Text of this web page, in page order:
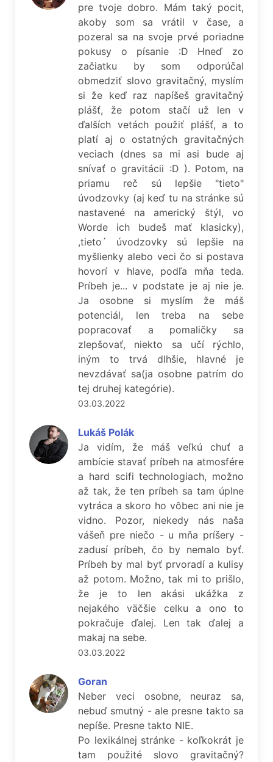
pre tvoje dobro. Mám taký pocit,
akoby som sa vrátil v čase, a
pozeral sa na svoje prvé poriadne
pokusy o písanie :D Hneď zo
začiatku by som odporúčal
obmedziť slovo gravitačný, myslím
si že keď raz napíšeš gravitačný
plášť, že potom stačí už len v
ďalších vetách použiť plášť, a to
platí aj o ostatných gravitačných
veciach (dnes sa mi asi bude aj
snívať o gravitácii :D ). Potom, na
priamu reč sú lepšie "tieto"
úvodzovky (aj keď tu na stránke sú
nastavené na americký štýl, vo
Worde ich budeš mať klasicky),
,tieto´ úvodzovky sú lepšie na
myšlienky alebo veci čo si postava
hovorí v hlave, podľa mňa teda.
Príbeh je... v podstate je aj nie je.
Ja osobne si myslím že máš
potenciál, len treba na sebe
popracovať a pomaličky sa
zlepšovať, niekto sa učí rýchlo,
iným to trvá dlhšie, hlavné je
nevzdávať sa(ja osobne patrím do
tej druhej kategórie).
03.03.2022
Lukáš Polák
Ja vidím, že máš veľkú chuť a
ambície stavať príbeh na atmosfére
a hard scifi technologiach, možno
až tak, že ten príbeh sa tam úplne
vytráca a skoro ho vôbec ani nie je
vidno. Pozor, niekedy nás naša
vášeň pre niečo - u mňa príšery -
zadusí príbeh, čo by nemalo byť.
Príbeh by mal byť prvoradí a kulisy
až potom. Možno, tak mi to prišlo,
že je to len akási ukážka z
nejakého väčšie celku a ono to
pokračuje ďalej. Len tak ďalej a
makaj na sebe.
03.03.2022
Goran
Neber veci osobne, neuraz sa,
nebuď smutný - ale presne takto sa
nepíše. Presne takto NIE.
Po lexikálnej stránke - koľkokrát je
tam použité slovo gravitačný?